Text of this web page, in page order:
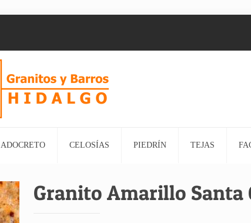
ADOCRETO CELOSÍAS PIEDRÍN TEJAS
Granito Amarillo Santa